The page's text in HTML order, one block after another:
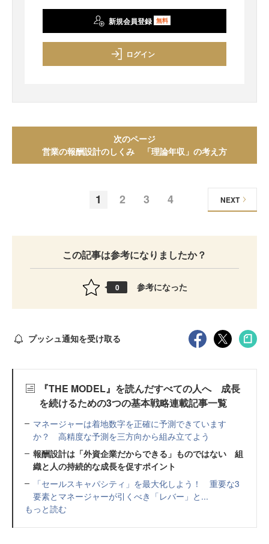
新規会員登録 無料
ログイン
次のページ
営業の報酬設計のしくみ 「理論年収」の考え方
1 2 3 4 NEXT
この記事は参考になりましたか？
0 参考になった
プッシュ通知を受け取る
『THE MODEL』を読んだすべての人へ 成長
を続けるための3つの基本戦略連載記事一覧
マネージャーは着地数字を正確に予測できています
か？ 高精度な予測を三方向から組み立てよう
報酬設計は「外資企業だからできる」ものではない 組
織と人の持続的な成長を促すポイント
「セールスキャパシティ」を最大化しよう！ 重要な3
要素とマネージャーが引くべき「レバー」と...
もっと読む